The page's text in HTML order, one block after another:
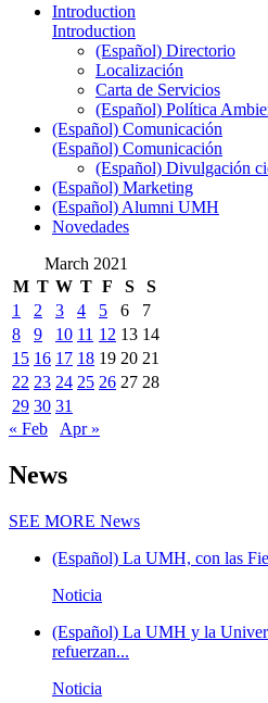
Introduction
Introduction
(Español) Directorio
Localización
Carta de Servicios
(Español) Política
(Español) Comunicación
(Español) Comunicación
(Español) Divulgación
(Español) Marketing
(Español) Alumni UMH
Novedades
March 2021
M T W T F S
S
1
2 3 4 5 6
7
8
9 10 11 12 13 14
15 16 17 18 19 20 21
22 23 24 25 26 27 28
29 30 31
« Feb
Apr »
News
SEE MORE News
(Español) La UMH, con las
Noticia
(Español) La UMH y la
refuerzan...
Noticia